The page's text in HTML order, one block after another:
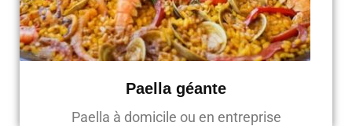
Paella géante
Paella à domicile ou en entreprise